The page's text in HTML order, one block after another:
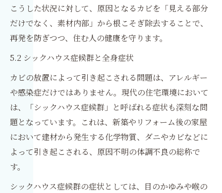
こうした状況に対して、原因となるカビを「見える部分
だけでなく、素材内部」から根こそぎ除去することで、
再発を防ぎつつ、住む人の健康を守ります。
5.2 シックハウス症候群と全身症状
カビの放置によって引き起こされる問題は、アレルギー
や感染症だけではありません。現代の住宅環境において
は、「シックハウス症候群」と呼ばれる症状も深刻な問
題となっています。これは、新築やリフォーム後の家屋
において建材から発生する化学物質、ダニやカビなどに
よって引き起こされる、原因不明の体調不良の総称で
す。
シックハウス症候群の症状としては、目のかゆみや喉の